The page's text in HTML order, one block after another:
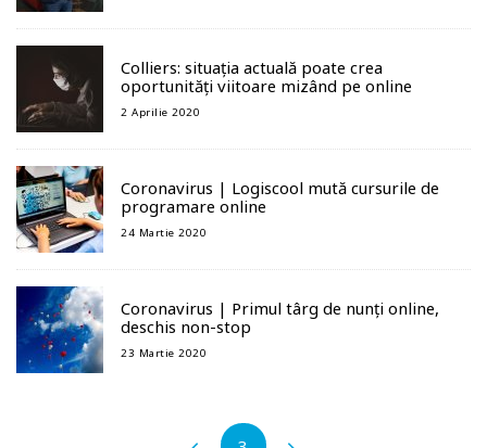
Colliers: situația actuală poate crea
oportunități viitoare mizând pe online
2 Aprilie 2020
Coronavirus | Logiscool mută cursurile de
programare online
24 Martie 2020
Coronavirus | Primul târg de nunți online,
deschis non-stop
23 Martie 2020